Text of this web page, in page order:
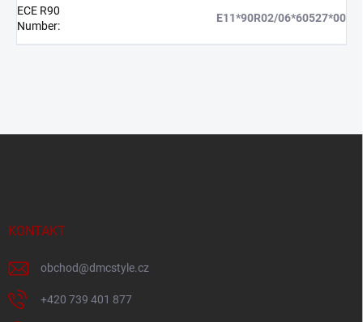
ECE R90
Number:
E11*90R02/06*60527*00
KONTAKT
obchod@dmcstyle.cz
+420 739 401 877